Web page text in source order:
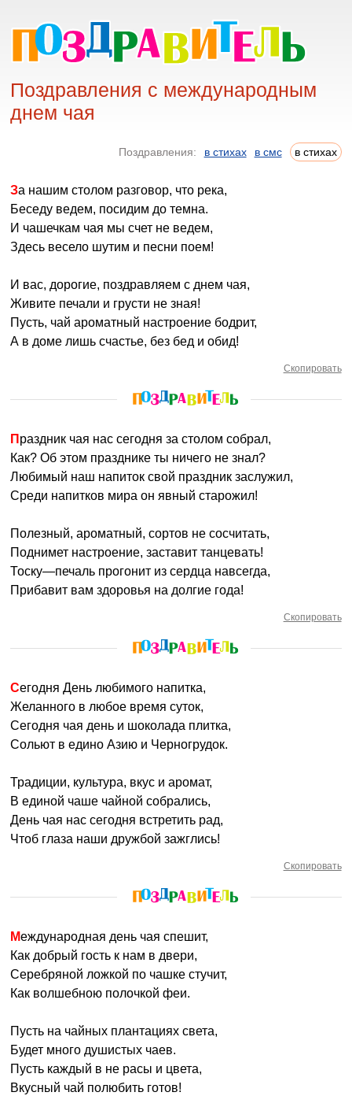
Поздравления с международным
днем чая
Поздравления: в стихах в смс в стихах
За нашим столом разговор, что река,
Беседу ведем, посидим до темна.
И чашечкам чая мы счет не ведем,
Здесь весело шутим и песни поем!
И вас, дорогие, поздравляем с днем чая,
Живите печали и грусти не зная!
Пусть, чай ароматный настроение бодрит,
А в доме лишь счастье, без бед и обид!
Скопировать
Праздник чая нас сегодня за столом собрал,
Как? Об этом празднике ты ничего не знал?
Любимый наш напиток свой праздник заслужил,
Среди напитков мира он явный старожил!
Полезный, ароматный, сортов не сосчитать,
Поднимет настроение, заставит танцевать!
Тоску—печаль прогонит из сердца навсегда,
Прибавит вам здоровья на долгие года!
Скопировать
Сегодня День любимого напитка,
Желанного в любое время суток,
Сегодня чая день и шоколада плитка,
Сольют в едино Азию и Черногрудок.
Традиции, культура, вкус и аромат,
В единой чаше чайной собрались,
День чая нас сегодня встретить рад,
Чтоб глаза наши дружбой зажглись!
Скопировать
Международная день чая спешит,
Как добрый гость к нам в двери,
Серебряной ложкой по чашке стучит,
Как волшебною полочкой феи.
Пусть на чайных плантациях света,
Будет много душистых чаев.
Пусть каждый в не расы и цвета,
Вкусный чай полюбить готов!